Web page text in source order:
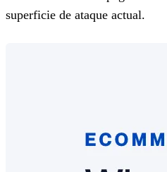
superficie de ataque actual.